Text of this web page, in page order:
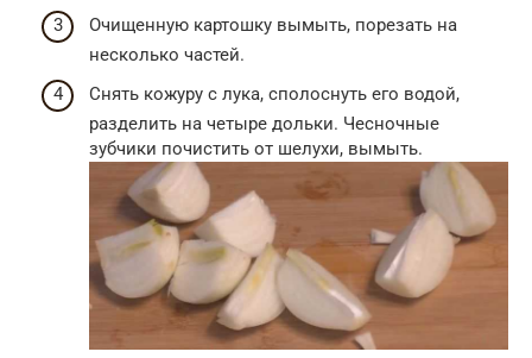
Очищенную картошку вымыть, порезать на
несколько частей.
Снять кожуру с лука, сполоснуть его водой,
разделить на четыре дольки. Чесночные
зубчики почистить от шелухи, вымыть.